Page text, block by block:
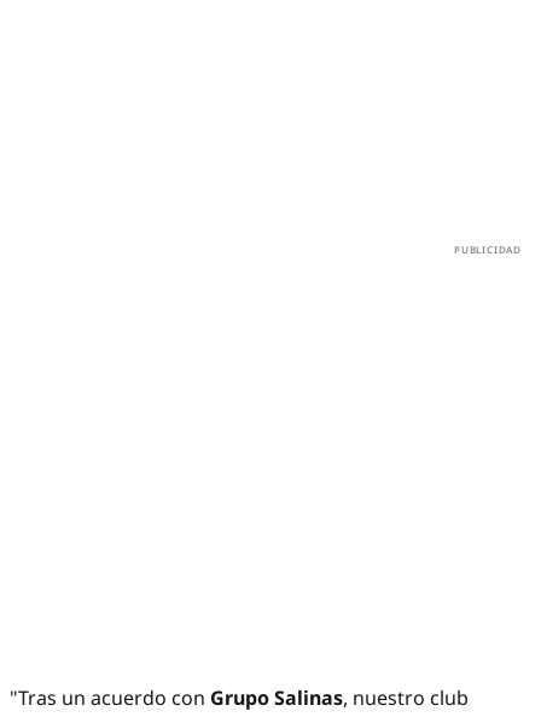
"Tras un acuerdo con Grupo Salinas, nuestro club